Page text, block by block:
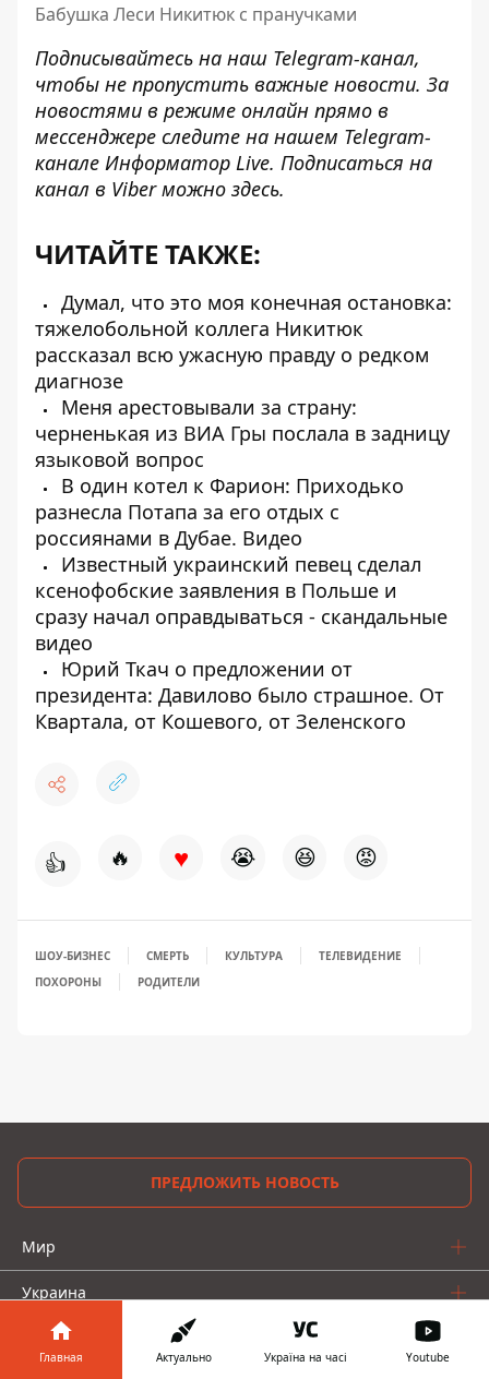
Бабушка Леси Никитюк с пранучками
Подписывайтесь на наш Telegram-канал,
чтобы не пропустить важные новости. За
новостями в режиме онлайн прямо в
мессенджере следите на нашем Telegram-
канале Информатор Live. Подписаться на
канал в Viber можно здесь.
ЧИТАЙТЕ ТАКЖЕ:
Думал, что это моя конечная остановка:
тяжелобольной коллега Никитюк
рассказал всю ужасную правду о редком
диагнозе
Меня арестовывали за страну:
черненькая из ВИА Гры послала в задницу
языковой вопрос
В один котел к Фарион: Приходько
разнесла Потапа за его отдых с
россиянами в Дубае. Видео
Известный украинский певец сделал
ксенофобские заявления в Польше и
сразу начал оправдываться - скандальные
видео
Юрий Ткач о предложении от
президента: Давилово было страшное. От
Квартала, от Кошевого, от Зеленского
👍 🔥 ♥ 😭 😆 😡
ШОУ-БИЗНЕС СМЕРТЬ КУЛЬТУРА
ТЕЛЕВИДЕНИЕ
ПОХОРОНЫ
РОДИТЕЛИ
ПРЕДЛОЖИТЬ НОВОСТЬ
Мир
Украина
Киев
Главная Актуально Україна на часі Youtube